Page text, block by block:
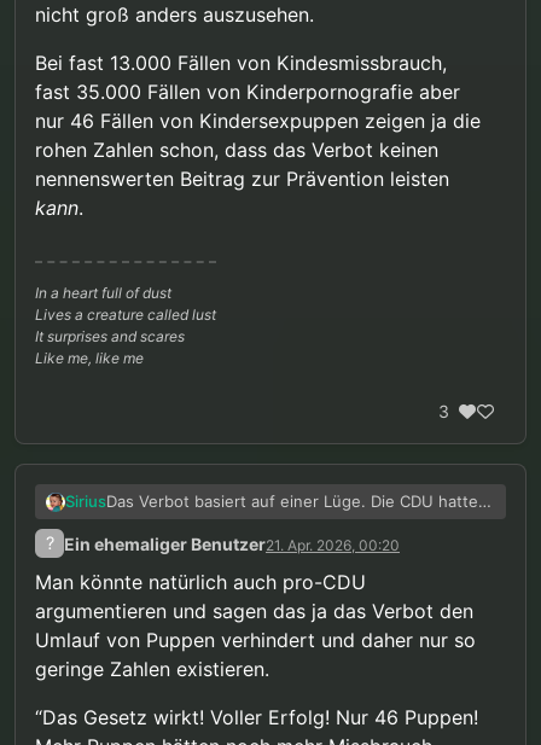
nicht groß anders auszusehen.
Bei fast 13.000 Fällen von Kindesmissbrauch,
fast 35.000 Fällen von Kinderpornografie aber
nur 46 Fällen von Kindersexpuppen zeigen ja die
rohen Zahlen schon, dass das Verbot keinen
nennenswerten Beitrag zur Prävention leisten
kann.
In a heart full of dust
Lives a creature called lust
It surprises and scares
Like me, like me
3
SiriusDas Verbot basiert auf einer Lüge. Die CDU hatte
damals Staatsanwälte zitiert, die behaupteten,
dass bei Missbrauchstätern ständig solche Puppen
Puppen ja zum Missbrauch geführt haben müssen.
Ich hattefür letztes Jahr mal ausgerechnet , dass
in der Realität selbst unter der unrealistischen
Annahme, dass jeder erwischte Puppenbesitzer
99.5% der Missbrauchsfälle Puppen überhaupt
keine Rolle gespielt haben können. Dieses Jahr
Bei fast 13.000 Fällen von Kindesmissbrauch, fast
35.000 Fällen von Kinderpornografie aber nur 46
Fällen von Kindersexpuppen zeigen ja die rohen
Zahlen schon, dass das Verbot keinen
nennenswerten Beitrag zur Prävention leisten
kann.
? Ein ehemaliger Benutzer21. Apr. 2026, 00:20
Man könnte natürlich auch pro-CDU
argumentieren und sagen das ja das Verbot den
Umlauf von Puppen verhindert und daher nur so
geringe Zahlen existieren.
“Das Gesetz wirkt! Voller Erfolg! Nur 46 Puppen!